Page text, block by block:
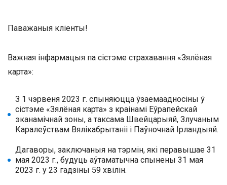
Паважаныя кліенты!
Важная інфармацыя па сістэме страхавання «Зялёная
карта»:
З 1 чэрвеня 2023 г. спыняюцца ўзаемаадносіны ў
сістэме «Зялёная карта» з краінамі Еўрапейскай
эканамічнай зоны, а таксама Швейцарыяй, Злучаным
Каралеўствам Вялікабрытаніі і Паўночнай Ірландыяй.
Дагаворы, заключаныя на тэрмін, які перавышае 31
мая 2023 г., будуць аўтаматычна спынены 31 мая
2023 г. у 23 гадзіны 59 хвілін.